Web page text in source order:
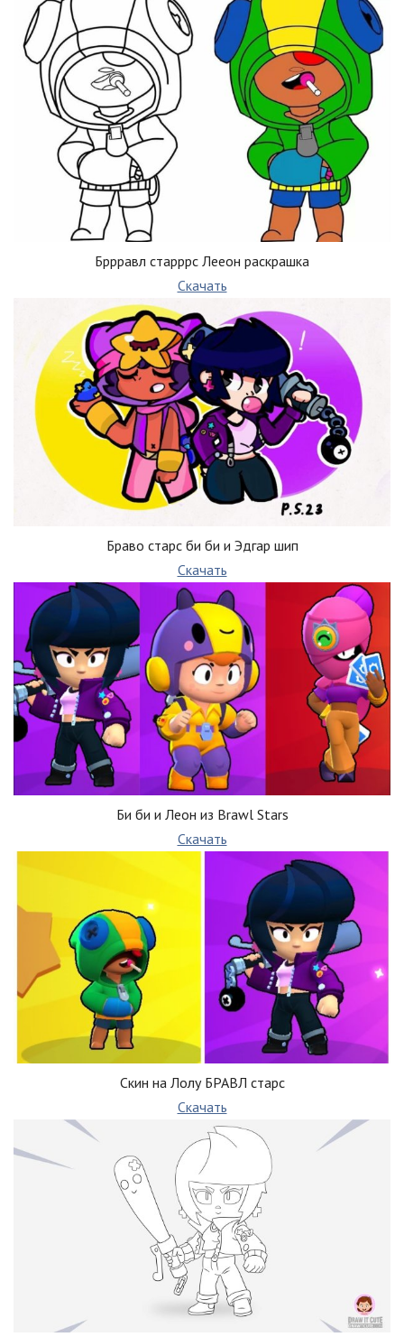
Бррравл старррс Лееон раскрашка
Скачать
Браво старс би би и Эдгар шип
Скачать
Би би и Леон из Brawl Stars
Скачать
Скин на Лолу БРАВЛ старс
Скачать